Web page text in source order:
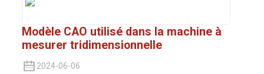
Modèle CAO utilisé dans la machine à
mesurer tridimensionnelle
2024-06-06